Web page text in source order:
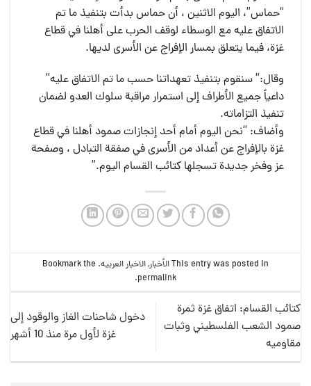
“حماس”، اليوم الاثنين ، أن حماس بدأت بتنفيذ ما تم
الاتفاق عليه مع الوسطاء لوقف الحرب على أهلنا في قطاع
غزة، فيما يتعلق بمسار الإفراج عن الأسرى لديها.
وقال:” سنقوم بتنفيذ تعهداتنا حسب ما تم الاتفاق عليه”
داعياً جميع الأطراف إلى استمرار مراقبة سلوك العدو لضمان
تنفيذ التزاماته.
وأضاف: “نحن اليوم أمام أحد إنجازات صمود أهلنا في قطاع
غزة بالإفراج عن أعداد من الأسرى في صفقة التبادل ، وصفحة
عز وفخر جديدة تسجلها كتائب القسام اليوم.”
This entry was posted inالأخبار,الاخبار العربيه. Bookmark the
permalink
.
كتائب القسام: اتفاق غزة ثمرة
صمود الشعب الفلسطيني وثبات
مقاوميه
دخول شاحنات الغاز والوقود إلى
غزة لأول مرة منذ 10 أشهر